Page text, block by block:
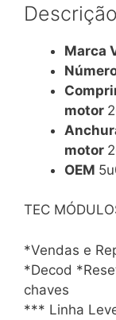
1.0
quantidade
Descrição
Marca
motor
motor
OEM
TEC
*Vendas e
*Decod
chaves
*** Linha